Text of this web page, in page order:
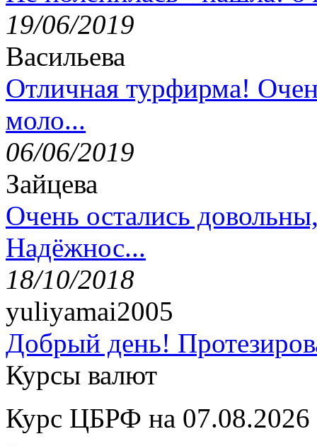
19/06/2019
Васильева
Отличная турфирма!
моло...
06/06/2019
Зайцева
Очень остались
Надёжнос...
18/10/2018
yuliyamai2005
Добрый день!
Курсы валют
Курс ЦБРФ на 07.08.2026